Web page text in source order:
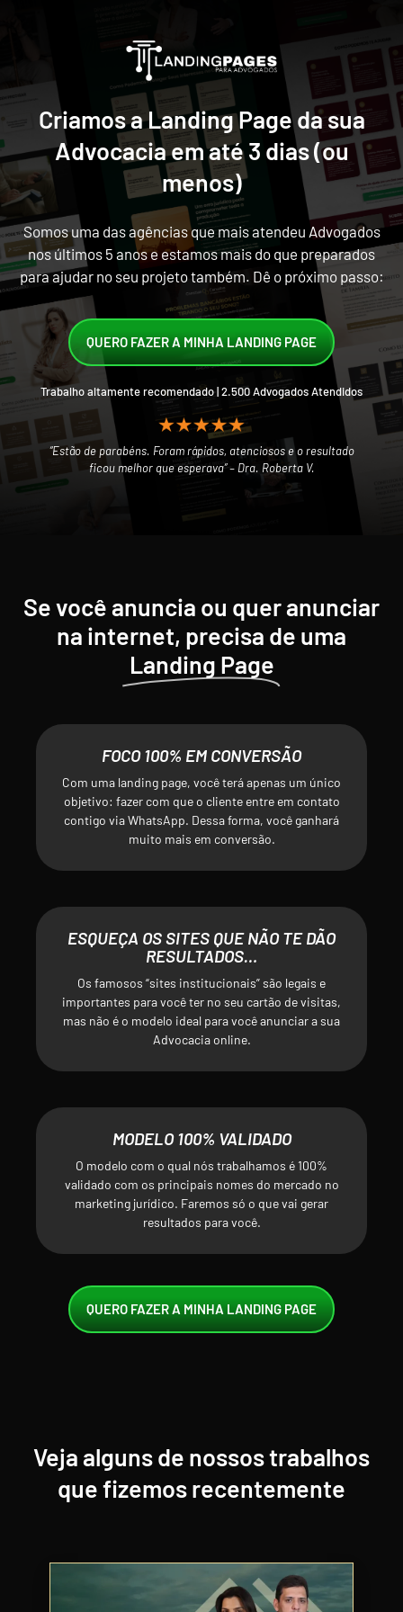
Criamos a Landing Page da sua
Advocacia em até 3 dias (ou
menos)
Somos uma das agências que mais atendeu Advogados
nos últimos 5 anos e estamos mais do que preparados
para ajudar no seu projeto também. Dê o próximo passo:
QUERO FAZER A MINHA LANDING PAGE
Trabalho altamente recomendado | 2.500 Advogados Atendidos
“Estão de parabéns. Foram rápidos, atenciosos e o resultado
ficou melhor que esperava” – Dra. Roberta V.
Se você anuncia ou quer anunciar
na internet, precisa de uma
Landing Page
FOCO 100% EM CONVERSÃO
Com uma landing page, você terá apenas um único
objetivo: fazer com que o cliente entre em contato
contigo via WhatsApp. Dessa forma, você ganhará
muito mais em conversão.
ESQUEÇA OS SITES QUE NÃO TE DÃO
RESULTADOS…
Os famosos “sites institucionais” são legais e
importantes para você ter no seu cartão de visitas,
mas não é o modelo ideal para você anunciar a sua
Advocacia online.
MODELO 100% VALIDADO
O modelo com o qual nós trabalhamos é 100%
validado com os principais nomes do mercado no
marketing jurídico. Faremos só o que vai gerar
resultados para você.
QUERO FAZER A MINHA LANDING PAGE
Veja alguns de nossos trabalhos
que fizemos recentemente